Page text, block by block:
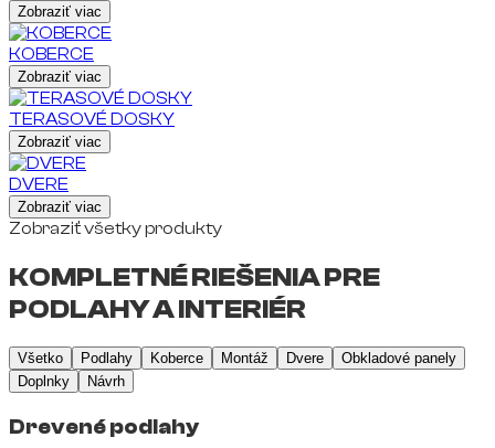
Zobraziť viac
KOBERCE
Zobraziť viac
TERASOVÉ DOSKY
Zobraziť viac
DVERE
Zobraziť viac
Zobraziť všetky produkty
KOMPLETNÉ RIEŠENIA PRE
PODLAHY A INTERIÉR
Všetko Podlahy Koberce Montáž Dvere
Obkladové panely
Doplnky
Návrh
Drevené podlahy